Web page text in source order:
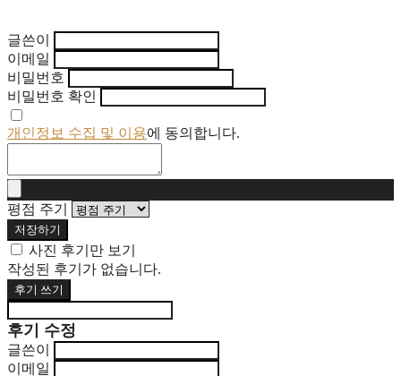
글쓴이
이메일
비밀번호
비밀번호 확인
개인정보 수집 및 이용에 동의합니다.
평점 주기
저장하기
사진 후기만 보기
작성된 후기가 없습니다.
후기 쓰기
후기 수정
글쓴이
이메일